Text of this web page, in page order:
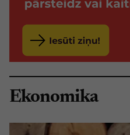
Ekonomika